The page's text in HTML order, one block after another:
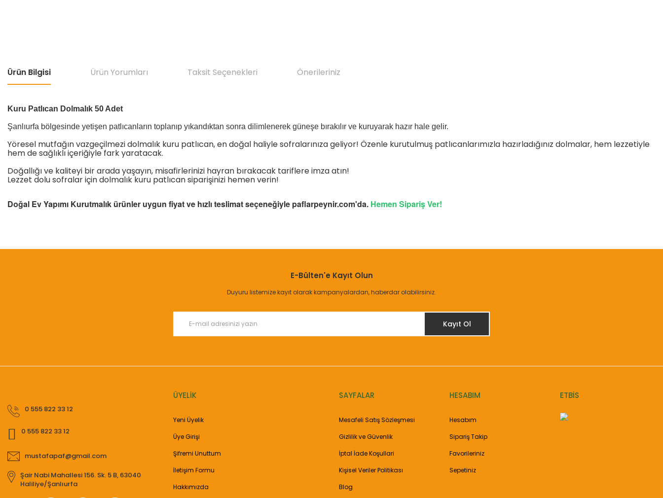
Ürün Bilgisi Ürün Yorumları Taksit Seçenekleri Önerileriniz
Kuru Patlıcan Dolmalık 50 Adet
Şanlıurfa bölgesinde yetişen patlıcanların toplanıp yıkandıktan sonra dilimlenerek güneşe bırakılır ve kuruyarak hazır hale gelir.
Yöresel mutfağın vazgeçilmezi dolmalık kuru patlıcan, en doğal haliyle sofralarınıza geliyor! Özenle kurutulmuş patlıcanlarımızla hazırladığınız dolmalar, hem lezzetiyle
hem de sağlıklı içeriğiyle fark yaratacak.
Doğallığı ve kaliteyi bir arada yaşayın, misafirlerinizi hayran bırakacak tariflere imza atın!
Lezzet dolu sofralar için dolmalık kuru patlıcan siparişinizi hemen verin!
Doğal Ev Yapımı Kurutmalık ürünler uygun fiyat ve hızlı teslimat seçeneğiyle paflarpeynir.com'da. Hemen Sipariş Ver!
Yorum Yaz
Görüş ve önerileriniz için teşekkür ederiz.
Gönder
E-Bülten'e Kayıt Olun
Duyuru listemize kayıt olarak kampanyalardan, haberdar olabilirsiniz.
Kayıt Ol
0 555 822 33 12
0 555 822 33 12
mustafapaf@gmail.com
Şair Nabi Mahallesi 156. Sk. 5 B, 63040
Haliliye/Şanlıurfa
ÜYELİK
Yeni Üyelik
Üye Girişi
Şifremi Unuttum
İletişim Formu
Hakkımızda
SAYFALAR
Mesafeli Satış Sözleşmesi
Gizlilik ve Güvenlik
İptal İade Koşullari
Kişisel Veriler Politikası
Blog
HESABIM
Hesabım
Sipariş Takip
Favorileriniz
Sepetiniz
ETBİS